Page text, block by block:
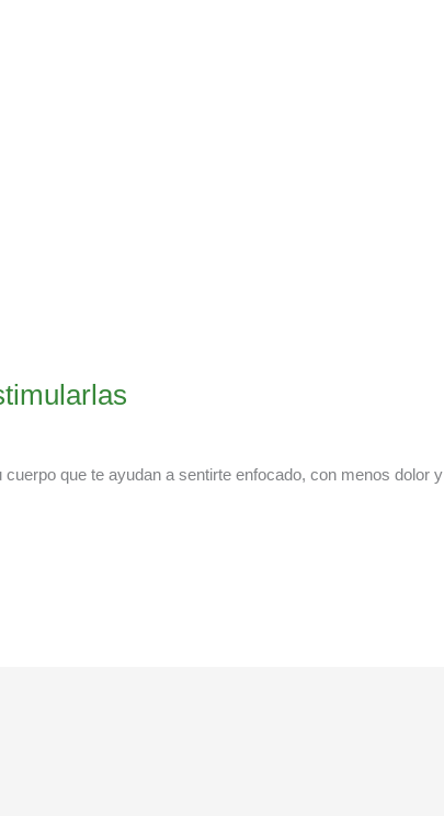
que te ayudan a sentirte enfocado, con menos dolor y